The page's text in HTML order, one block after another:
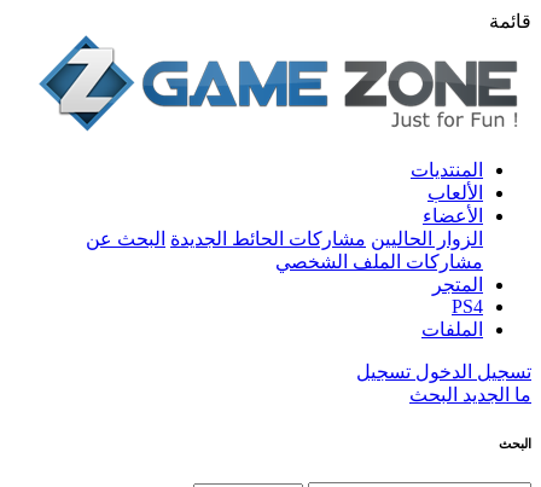
قائمة
المنتديات
الألعاب
الأعضاء
الزوار الحاليين مشاركات الحائط الجديدة البحث عن
مشاركات الملف الشخصي
المتجر
PS4
الملفات
تسجيل الدخول تسجيل
ما الجديد البحث
البحث